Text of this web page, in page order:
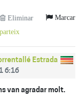
Eliminar
Marcar
Estrada
6:16
van agradar molt.